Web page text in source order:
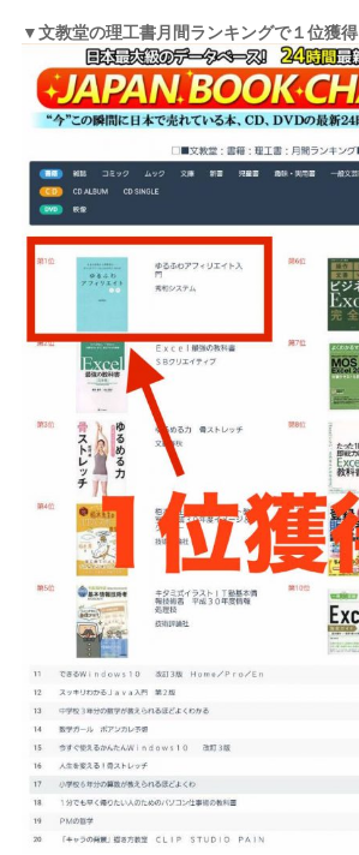
▼文教堂の理工書月間ランキングで１位獲得